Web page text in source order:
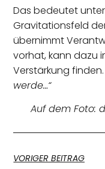
Das bedeutet
Gravitationsfeld
übernimmt
vorhat, kann dazu
Verstärkung
werde…“
Auf dem Foto:
VORIGER BEITRAG